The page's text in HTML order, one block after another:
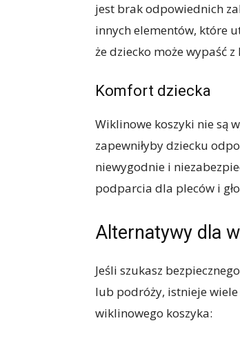
jest brak odpowiednich
innych elementów, które
że dziecko może wypaść
Komfort dziecka
Wiklinowe koszyki nie są
zapewniłyby dziecku
niewygodnie i
podparcia dla pleców i
Alternatywy dla
Jeśli szukasz
lub podróży, istnieje
wiklinowego koszyka: